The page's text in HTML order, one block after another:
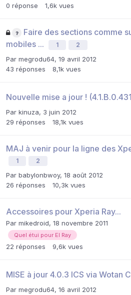
0 réponse 1,6k vues
Faire des sections comme
mobiles ...
1 2
Par megrodu64, 19 avril 2012
43 réponses 8,1k vues
Nouvelle mise a jour !
Par kinuza, 3 juin 2012
29 réponses 18,1k vues
MAJ à venir pour la ligne des
1 2
Par babylonbwoy, 18 août 2012
26 réponses 10,3k vues
Accessoires pour Xperia Ray...
Par mikedroid, 18 novembre 2011
Quel étui pour El Ray
22 réponses 9,6k vues
MISE à jour 4.0.3 ICS via Wotan
Par megrodu64, 16 avril 2012